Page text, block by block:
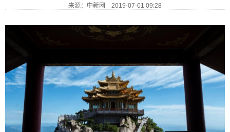
来源：中新网 2019-07-01 09:28